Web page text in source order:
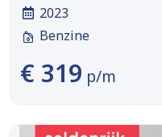
2023
Benzine
€ 319 p/m